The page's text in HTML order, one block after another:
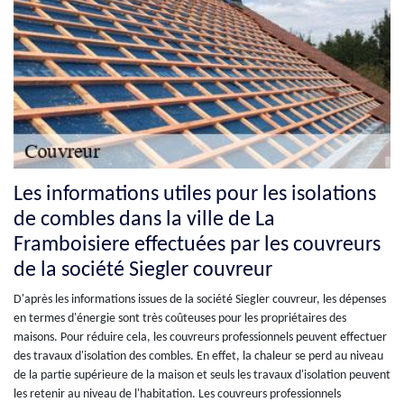
Les informations utiles pour les isolations
de combles dans la ville de La
Framboisiere effectuées par les couvreurs
de la société Siegler couvreur
D'après les informations issues de la société Siegler couvreur, les dépenses
en termes d'énergie sont très coûteuses pour les propriétaires des
maisons. Pour réduire cela, les couvreurs professionnels peuvent effectuer
des travaux d'isolation des combles. En effet, la chaleur se perd au niveau
de la partie supérieure de la maison et seuls les travaux d'isolation peuvent
les retenir au niveau de l'habitation. Les couvreurs professionnels